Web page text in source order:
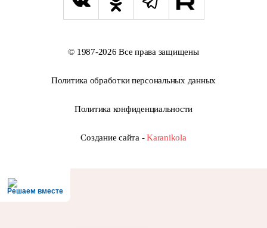
© 1987-2026 Все права защищены
Политика обработки персональных данных
Политика конфиденциальности
Создание сайта -Karanikola
Решаем вместе